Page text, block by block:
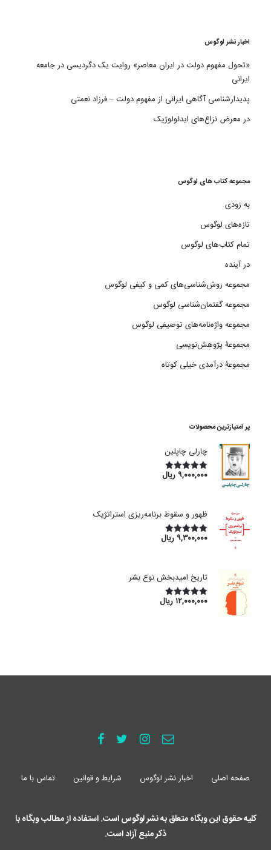
اخبار نشر لوگوس
«تحول مفهوم دولت در ایران معاصر» روایت یک دگردیسی در جامعه
ایرانی
پدیدارشناسی آگاهی ایرانی از مفهوم دولت – فرزاد نعمتی
در معرض نزاع‌های ایدئولوژیک
مجموعه کتاب های لوگوس
به زودی
تازه‌های لوگوس
تمام کتاب‌های لوگوس
در آینده
مجموعه روش‌شناسی‌های کمی و کیفی لوگوس
مجموعه گفتمان‌شناسی لوگوس
مجموعه واژه‌نامه‌های توصیفی لوگوس
مجموعۀ پژوهش‌نویسی
مجموعۀ درآمدی خیلی کوتاه
پر امتیازترین محصولات
چارلی چاپلین
امتیاز5.00۹,۰۰۰,۰۰۰ ریال
ظهور و سقوط برنامه‌ریزی استراتژیک
امتیاز5.00
۹,۳۰۰,۰۰۰ ریال
تاریخ امیدبخش نوع بشر
امتیاز5.00
۱۲,۰۰۰,۰۰۰ریال
صفحه اصلی اخبار نشر لوگوس شرایط و قوانین تماس با ما
کلیه حقوق این وبگاه متعلق به نشر لوگوس است. استفاده از مطالب وبگاه با
ذکر منبع آزاد است.